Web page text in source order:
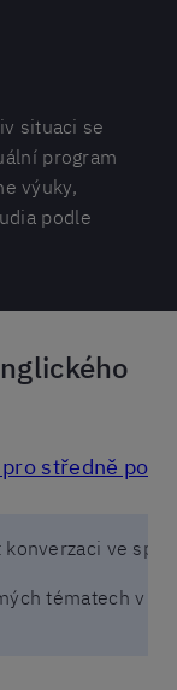
situaci se
program
výuky,
podle
středně
konverzaci ve
tématech v